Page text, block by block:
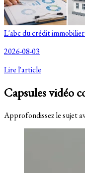
L'abc du crédit immobilier
2026-08-03
Lire l'article
Capsules vidéo
Approfondissez le sujet